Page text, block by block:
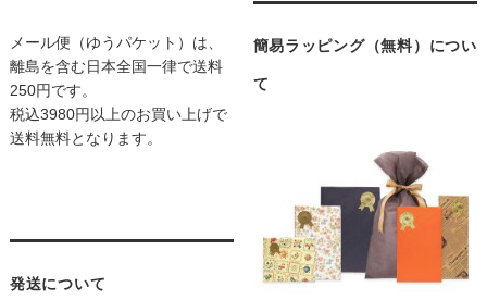
メール便（ゆうパケット）は、
離島を含む日本全国一律で送料
250円です。
税込3980円以上のお買い上げで
送料無料となります。
発送について
簡易ラッピング（無料）につい
て